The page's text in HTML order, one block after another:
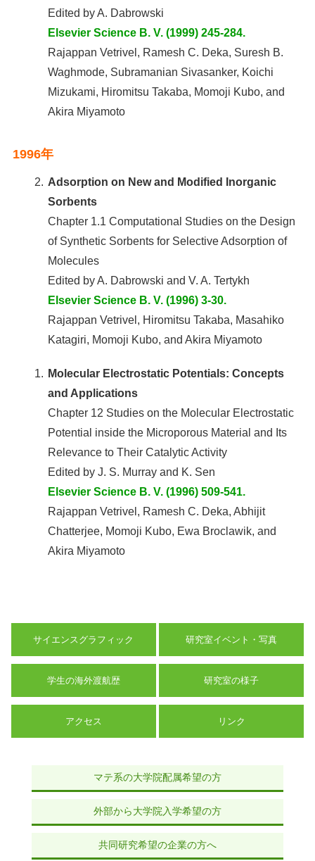
Edited by A. Dabrowski
Elsevier Science B. V. (1999) 245-284.
Rajappan Vetrivel, Ramesh C. Deka, Suresh B.
Waghmode, Subramanian Sivasanker, Koichi
Mizukami, Hiromitsu Takaba, Momoji Kubo, and
Akira Miyamoto
1996年
2. Adsorption on New and Modified Inorganic
Sorbents
Chapter 1.1 Computational Studies on the Design
of Synthetic Sorbents for Selective Adsorption of
Molecules
Edited by A. Dabrowski and V. A. Tertykh
Elsevier Science B. V. (1996) 3-30.
Rajappan Vetrivel, Hiromitsu Takaba, Masahiko
Katagiri, Momoji Kubo, and Akira Miyamoto
1. Molecular Electrostatic Potentials: Concepts
and Applications
Chapter 12 Studies on the Molecular Electrostatic
Potential inside the Microporous Material and Its
Relevance to Their Catalytic Activity
Edited by J. S. Murray and K. Sen
Elsevier Science B. V. (1996) 509-541.
Rajappan Vetrivel, Ramesh C. Deka, Abhijit
Chatterjee, Momoji Kubo, Ewa Broclawik, and
Akira Miyamoto
サイエンスグラフィック 研究室イベント・写真
学生の海外渡航歴 研究室の様子
アクセス リンク
マテ系の大学院配属希望の方
外部から大学院入学希望の方
共同研究希望の企業の方へ